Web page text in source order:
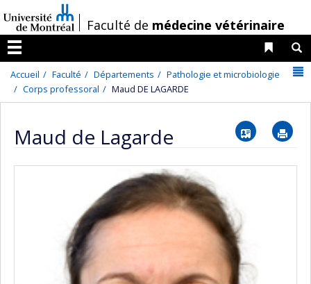
au
contenu
/Faculté de médecine vétérinaire
Menu
Liens
Accueil Faculté Départements
Pathologie et microbiologie
Corps professoral
Maud DE LAGARDE
Maud de Lagarde Vcard